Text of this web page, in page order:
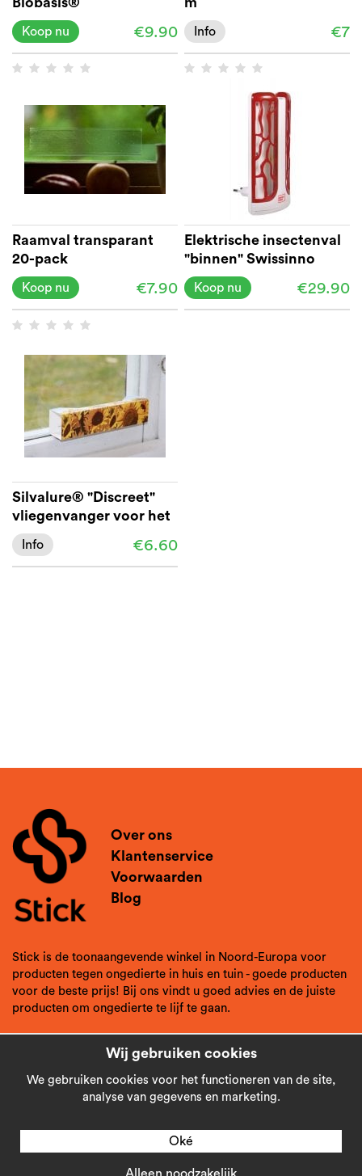
€9.90
Koop nu €7
Info
Raamval transparant
20-pack
€7.90
Koop nu
Elektrische insectenval
"binnen" Swissinno
€29.90
Koop nu
Silvalure® "Discreet"
vliegenvanger voor het
raam 3 stuks
€6.60
Info
Over ons
Klantenservice
Voorwaarden
Blog
Stick is de toonaangevende winkel in Noord-Europa voor
producten tegen ongedierte in huis en tuin - goede producten
voor de beste prijs! Bij ons vindt u goed advies en de juiste
producten om ongedierte te lijf te gaan.
Wij gebruiken cookies
We gebruiken cookies voor het functioneren van de site,
analyse van gegevens en marketing.
Oké